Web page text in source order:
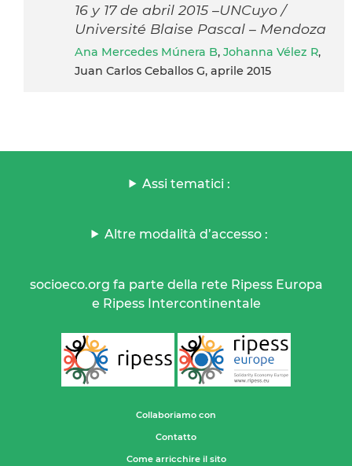
16 y 17 de abril 2015 –UNCuyo /
Université Blaise Pascal – Mendoza
Ana Mercedes Múnera B, Johanna Vélez R,
Juan Carlos Ceballos G, aprile 2015
Assi tematici :
Altre modalità d’accesso :
socioeco.org fa parte della rete Ripess Europa
e Ripess Intercontinentale
Collaboriamo con
Contatto
Come arricchire il sito